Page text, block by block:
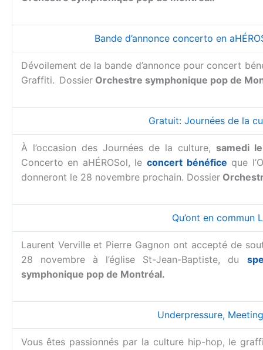
Bande d’annonce concerto en
Dévoilement de la bande d’annonce pour concert
Graffiti. DossierOrchestre symphonique pop de
Gratuit: Journées de la
À l’occasion des Journées de la culture, samedi
Concerto en aHÉROSol, le concert bénéfice que
donneront le 28 novembre prochain. Dossier
Qu’ont en commun
Laurent Verville et Pierre Gagnon ont accepté de
28 novembre à l’église St-Jean-Baptiste, du
symphonique pop de Montréal.
Underpressure,
Vous êtes passionnés par la culture hip-hop, le